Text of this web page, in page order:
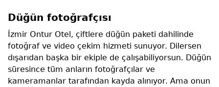
Düğün fotoğrafçısı
İzmir Ontur Otel, çiftlere düğün paketi dahilinde
fotoğraf ve video çekim hizmeti sunuyor. Dilersen
dışarıdan başka bir ekiple de çalışabiliyorsun. Düğün
süresince tüm anların fotoğrafçılar ve
kameramanlar tarafından kayda alınıyor. Ama onun